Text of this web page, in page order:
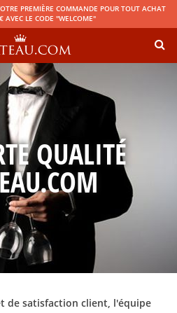
PREMIÈRE COMMANDE POUR TOUT ACHAT
AVEC LE CODE "WELCOME"
QUALITÉ
de satisfaction client, l'équipe